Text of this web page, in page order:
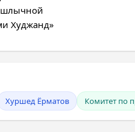
Хуршед Ёрматов Комитет по